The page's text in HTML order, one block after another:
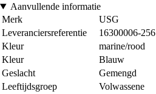
Aanvullende informatie
Merk
USG
Leveranciersreferentie
16300006-256
Kleur
marine/rood
Kleur
Blauw
Geslacht
Gemengd
Leeftijdsgroep
Volwassene